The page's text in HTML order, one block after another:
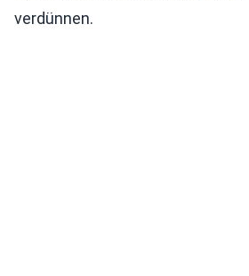
verdünnen.